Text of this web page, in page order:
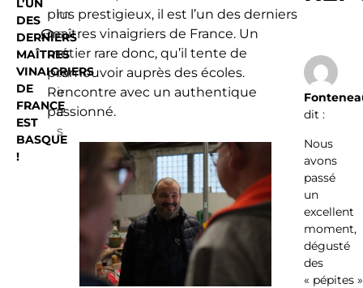
L’UN
DES
DERNIERS
MAÎTRES
VINAIGRIERS
DE
FRANCE
EST
BASQUE
!
m
e
n
ta
ir
e
s
plus prestigieux, il est l’un des derniers
maîtres vinaigriers de France. Un
métier rare donc, qu’il tente de
promouvoir auprès des écoles.
Rencontre avec un authentique
passionné.
dit :
Nous
avons
passé
un
excellent
moment,
dégusté
des
« pépites